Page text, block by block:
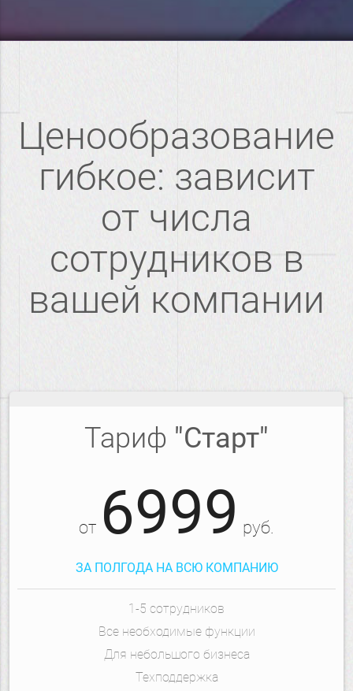
Ценообразование
гибкое: зависит
от числа
сотрудников в
вашей компании
Тариф "Старт"
от 6999 руб.
ЗА ПОЛГОДА НА ВСЮ КОМПАНИЮ
1-5 сотрудников
Все необходимые функции
Для небольшого бизнеса
Техподдержка